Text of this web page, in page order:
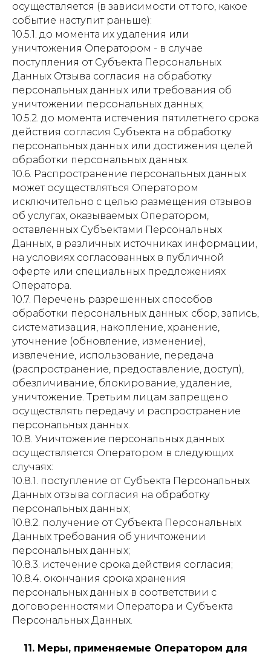
осуществляется (в зависимости от того, какое
событие наступит раньше):
10.5.1. до момента их удаления или
уничтожения Оператором - в случае
поступления от Субъекта Персональных
Данных Отзыва согласия на обработку
персональных данных или требования об
уничтожении персональных данных;
10.5.2. до момента истечения пятилетнего срока
действия согласия Субъекта на обработку
персональных данных или достижения целей
обработки персональных данных.
10.6. Распространение персональных данных
может осуществляться Оператором
исключительно с целью размещения отзывов
об услугах, оказываемых Оператором,
оставленных Субъектами Персональных
Данных, в различных источниках информации,
на условиях согласованных в публичной
оферте или специальных предложениях
Оператора.
10.7. Перечень разрешенных способов
обработки персональных данных: сбор, запись,
систематизация, накопление, хранение,
уточнение (обновление, изменение),
извлечение, использование, передача
(распространение, предоставление, доступ),
обезличивание, блокирование, удаление,
уничтожение. Третьим лицам запрещено
осуществлять передачу и распространение
персональных данных.
10.8. Уничтожение персональных данных
осуществляется Оператором в следующих
случаях:
10.8.1. поступление от Субъекта Персональных
Данных отзыва согласия на обработку
персональных данных;
10.8.2. получение от Субъекта Персональных
Данных требования об уничтожении
персональных данных;
10.8.3. истечение срока действия согласия;
10.8.4. окончания срока хранения
персональных данных в соответствии с
договоренностями Оператора и Субъекта
Персональных Данных.
11. Меры, применяемые Оператором для